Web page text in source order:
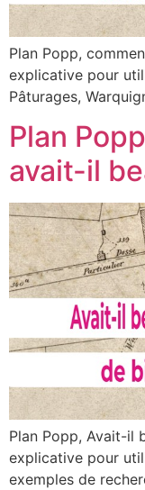
Plan Popp,
explicative pour
Pâturages,
Plan
avait-il
Plan Popp, Avait-il
explicative pour
exemples de